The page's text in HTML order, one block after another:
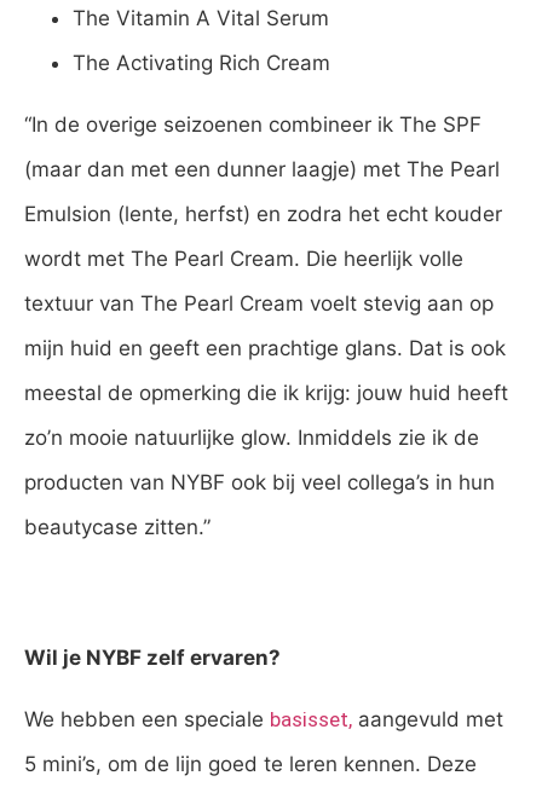
The Vitamin A Vital Serum
The Activating Rich Cream
“In de overige seizoenen combineer ik The SPF
(maar dan met een dunner laagje) met The Pearl
Emulsion (lente, herfst) en zodra het echt kouder
wordt met The Pearl Cream. Die heerlijk volle
textuur van The Pearl Cream voelt stevig aan op
mijn huid en geeft een prachtige glans. Dat is ook
meestal de opmerking die ik krijg: jouw huid heeft
zo’n mooie natuurlijke glow. Inmiddels zie ik de
producten van NYBF ook bij veel collega’s in hun
beautycase zitten.”
Wil je NYBF zelf ervaren?
We hebben een speciale basisset, aangevuld met
5 mini’s, om de lijn goed te leren kennen. Deze